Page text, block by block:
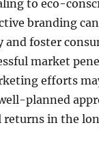
to eco-
branding
foster
market
efforts
planned
returns in the